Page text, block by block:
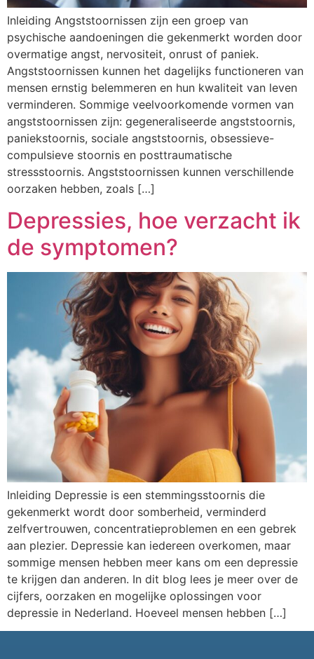
Inleiding Angststoornissen zijn een groep van
psychische aandoeningen die gekenmerkt worden door
overmatige angst, nervositeit, onrust of paniek.
Angststoornissen kunnen het dagelijks functioneren van
mensen ernstig belemmeren en hun kwaliteit van leven
verminderen. Sommige veelvoorkomende vormen van
angststoornissen zijn: gegeneraliseerde angststoornis,
paniekstoornis, sociale angststoornis, obsessieve-
compulsieve stoornis en posttraumatische
stressstoornis. Angststoornissen kunnen verschillende
oorzaken hebben, zoals […]
Depressies, hoe verzacht ik
de symptomen?
Inleiding Depressie is een stemmingsstoornis die
gekenmerkt wordt door somberheid, verminderd
zelfvertrouwen, concentratieproblemen en een gebrek
aan plezier. Depressie kan iedereen overkomen, maar
sommige mensen hebben meer kans om een depressie
te krijgen dan anderen. In dit blog lees je meer over de
cijfers, oorzaken en mogelijke oplossingen voor
depressie in Nederland. Hoeveel mensen hebben […]